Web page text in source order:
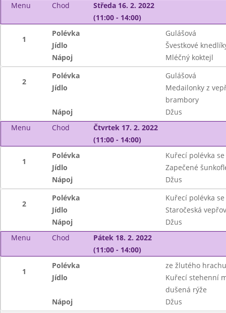
Menu
Chod
Středa 16. 2. 2022
(11:00 - 14:00)
1
Polévka
Gulášová
Jídlo
Švestkové
Nápoj
Mléčný koktejl
2
Polévka
Gulášová
Jídlo
Medailonky z
brambory
Nápoj
Džus
Menu
Chod
Čtvrtek 17. 2. 2022
(11:00 - 14:00)
1
Polévka
Kuřecí polévka
Jídlo
Zapečené
Nápoj
Džus
2
Polévka
Kuřecí polévka
Jídlo
Staročeská
Nápoj
Džus
Menu
Chod
Pátek 18. 2. 2022
(11:00 - 14:00)
1
Polévka
ze žlutého hrachu
Jídlo
Kuřecí stehenní
dušená rýže
Nápoj
Džus